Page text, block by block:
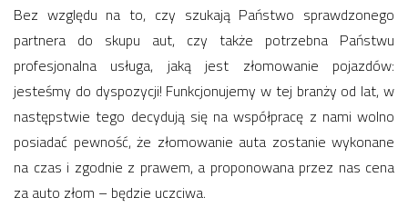
Bez względu na to, czy szukają Państwo sprawdzonego
partnera do skupu aut, czy także potrzebna Państwu
profesjonalna usługa, jaką jest złomowanie pojazdów:
jesteśmy do dyspozycji! Funkcjonujemy w tej branży od lat, w
następstwie tego decydują się na współpracę z nami wolno
posiadać pewność, że złomowanie auta zostanie wykonane
na czas i zgodnie z prawem, a proponowana przez nas cena
za auto złom – będzie uczciwa.